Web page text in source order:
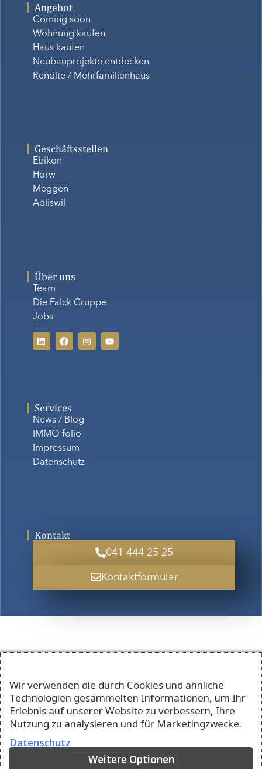
Angebot
Coming soon
Wohnung kaufen
Haus kaufen
Neubauprojekte entdecken
Rendite / Mehrfamilienhaus
Geschäftsstellen
Ebikon
Horw
Meggen
Adliswil
Über uns
Team
Die Falck Gruppe
Jobs
Services
News / Blog
IMMO folio
Impressum
Datenschutz
Kontakt
041 444 25 25
Kontaktformular
Wir verwenden die durch Cookies und ähnliche
Technologien gesammelten Informationen, um Ihr
Erlebnis auf unserer Website zu verbessern, Ihre
Nutzung zu analysieren und für Marketingzwecke.
Datenschutz
Weitere Optionen